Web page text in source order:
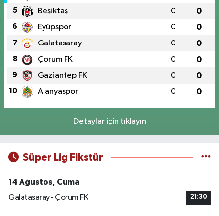
5 Beşiktaş 0 0
6 Eyüpspor 0 0
7 Galatasaray 0 0
8 Çorum FK 0 0
9 Gaziantep FK 0 0
10 Alanyaspor 0 0
Detaylar için tıklayın
Süper Lig Fikstür
14 Ağustos, Cuma
Galatasaray - Çorum FK
21:30